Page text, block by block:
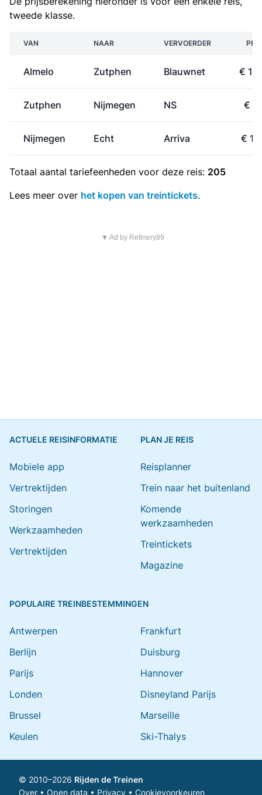
tweede klasse.
VAN NAAR VERVOERDER
Almelo Zutphen Blauwnet €
Zutphen Nijmegen NS €
Nijmegen Echt Arriva €
Totaal aantal tariefeenheden voor deze reis: 205
Lees meer over het kopen van treintickets.
▼ Ad by Refinery89
ACTUELE REISINFORMATIE
Mobiele app
Vertrektijden
Storingen
Werkzaamheden
Vertrektijden
PLAN JE REIS
Reisplanner
Trein naar het buitenland
Komende
werkzaamheden
Treintickets
Magazine
POPULAIRE TREINBESTEMMINGEN
Antwerpen
Berlijn
Parijs
Londen
Brussel
Keulen
Frankfurt
Duisburg
Hannover
Disneyland Parijs
Marseille
Ski-Thalys
© 2010–2026 Rijden de Treinen
Over • Open data • Privacy • Cookievoorkeuren